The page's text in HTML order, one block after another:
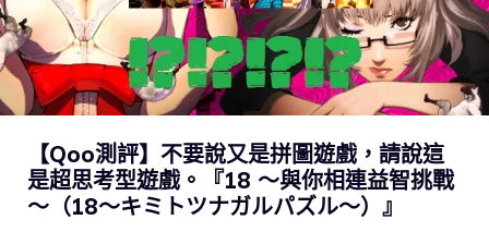
【Qoo測評】不要說又是拼圖遊戲，請說這
是超思考型遊戲。『18 ～與你相連益智挑戰
～（18～キミトツナガルパズル～）』